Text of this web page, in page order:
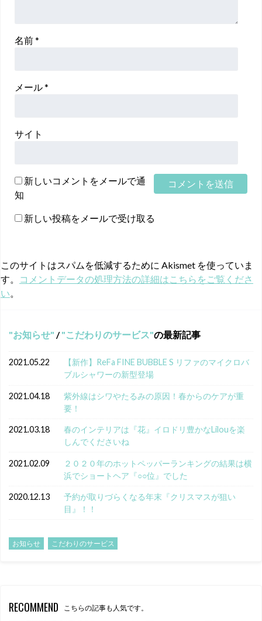
名前*
メール*
サイト
新しいコメントをメールで通
知
新しい投稿をメールで受け取る
このサイトはスパムを低減するために Akismet を使っていま
す。
コメントデータの処理方法の詳細はこちらをご覧くださ
い。
お知らせ / こだわりのサービス の最新記事
2021.05.22
【新作】ReFa FINE BUBBLE S リファのマイクロバ
ブルシャワーの新型登場
2021.04.18
紫外線はシワやたるみの原因！春からのケアが重
要！
2021.03.18
春のインテリアは『花』イロドリ豊かなLilouを楽
しんでくださいね
2021.02.09
２０２０年のホットペッパーランキングの結果は横
浜でショートヘア『○○位』でした
2020.12.13
予約が取りづらくなる年末『クリスマスが狙い
目』！！
お知らせ こだわりのサービス
RECOMMEND こちらの記事も人気です。